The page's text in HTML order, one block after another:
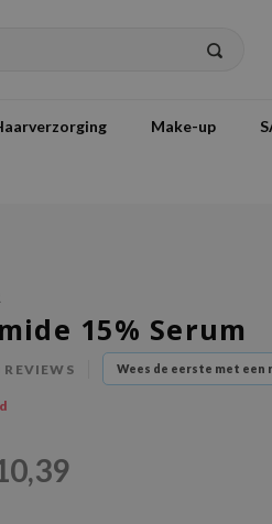
Make-up
15% Serum
REVIEWS Wees de eerste met een